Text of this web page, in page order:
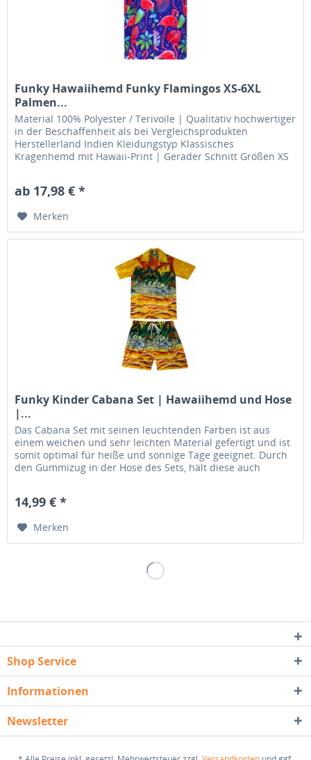
Funky Hawaiihemd Funky Flamingos XS-6XL
Palmen...
Material 100% Polyester / Terivoile | Qualitativ hochwertiger
in der Beschaffenheit als bei Vergleichsprodukten
Herstellerland Indien Kleidungstyp Klassisches
Kragenhemd mit Hawaii-Print | Gerader Schnitt Größen XS
ab 17,98 € *
Merken
Funky Kinder Cabana Set | Hawaiihemd und Hose
|...
Das Cabana Set mit seinen leuchtenden Farben ist aus
einem weichen und sehr leichten Material gefertigt und ist
somit optimal für heiße und sonnige Tage geeignet. Durch
den Gummizug in der Hose des Sets, hält diese auch
14,99 € *
Merken
Shop Service
Informationen
Newsletter